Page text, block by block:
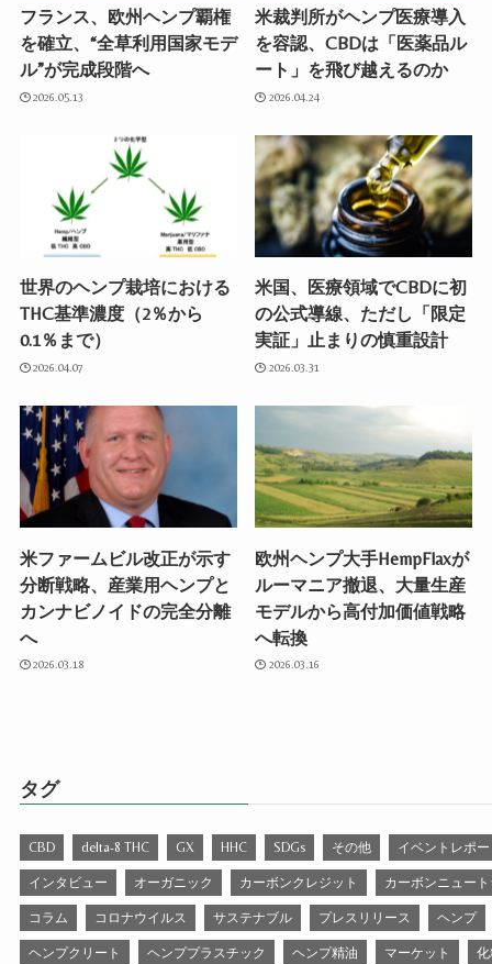
フランス、欧州ヘンプ覇権
を確立、“全草利用国家モデ
ル”が完成段階へ
2026.05.13
米裁判所がヘンプ医療導入
を容認、CBDは「医薬品ル
ート」を飛び越えるのか
2026.04.24
世界のヘンプ栽培における
THC基準濃度（2％から
0.1％まで）
2026.04.07
米国、医療領域でCBDに初
の公式導線、ただし「限定
実証」止まりの慎重設計
2026.03.31
米ファームビル改正が示す
分断戦略、産業用ヘンプと
カンナビノイドの完全分離
へ
2026.03.18
欧州ヘンプ大手HempFlaxが
ルーマニア撤退、大量生産
モデルから高付加価値戦略
へ転換
2026.03.16
タグ
CBD delta-8 THC GX HHC SDGs その他 イベントレポ
インタビュー オーガニック カーボンクレジット カーボンニュー
コラム コロナウイルス サステナブル プレスリリース ヘンプ
ヘンプクリート ヘンププラスチック ヘンプ精油 マーケット